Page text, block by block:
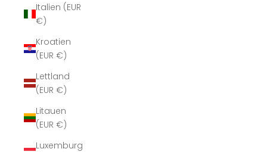
Italien (EUR
€)
Kroatien
(EUR €)
Lettland
(EUR €)
Litauen
(EUR €)
Luxemburg